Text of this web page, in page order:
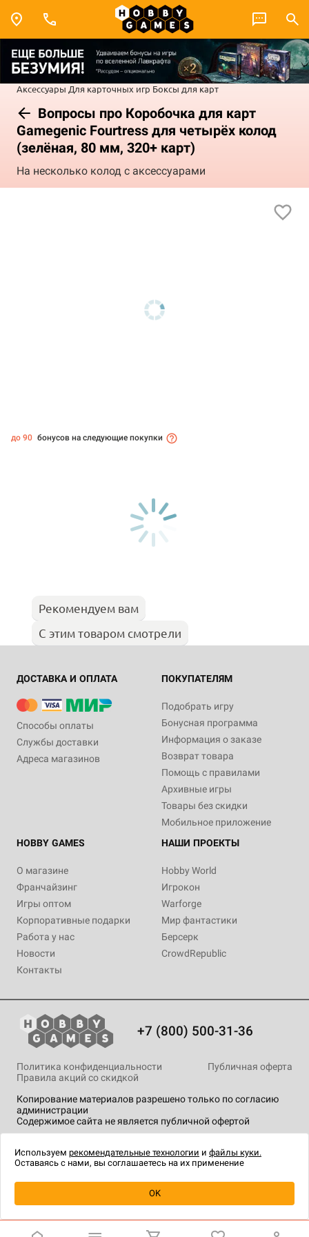
Аксессуары Для карточных игр Боксы для карт
Вопросы про Коробочка для карт
Gamegenic Fourtress для четырёх колод
(зелёная, 80 мм, 320+ карт)
На несколько колод с аксессуарами
Уведомить о наличии
до 90 бонусов на следующие покупки
Рекомендуем вам
С этим товаром смотрели
ДОСТАВКА И ОПЛАТА
Способы оплаты
Службы доставки
Адреса магазинов
ПОКУПАТЕЛЯМ
Подобрать игру
Бонусная программа
Информация о заказе
Возврат товара
Помощь с правилами
Архивные игры
Товары без скидки
Мобильное приложение
HOBBY GAMES
О магазине
Франчайзинг
Игры оптом
Корпоративные подарки
Работа у нас
Новости
Контакты
НАШИ ПРОЕКТЫ
Hobby World
Игрокон
Warforge
Мир фантастики
Берсерк
CrowdRepublic
+7 (800) 500-31-36
Копирование материалов разрешено только по согласию
администрации
Содержимое сайта не является публичной офертой
Политика конфиденциальности
Публичная оферта
Правила акций со скидкой
технологии.
Используем рекомендательные технологии и файлы куки.
Оставаясь с нами, вы соглашаетесь на их применение
OK